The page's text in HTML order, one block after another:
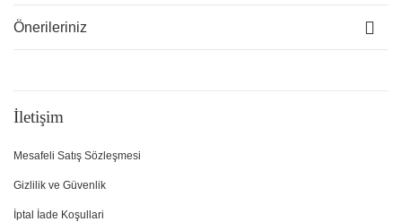
Önerileriniz
İletişim
Mesafeli Satış Sözleşmesi
Gizlilik ve Güvenlik
İptal İade Koşullari